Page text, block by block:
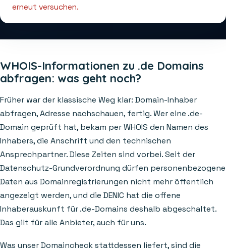
erneut versuchen.
WHOIS-Informationen zu .de Domains
abfragen: was geht noch?
Früher war der klassische Weg klar: Domain-Inhaber
abfragen, Adresse nachschauen, fertig. Wer eine .de-
Domain geprüft hat, bekam per WHOIS den Namen des
Inhabers, die Anschrift und den technischen
Ansprechpartner. Diese Zeiten sind vorbei. Seit der
Datenschutz-Grundverordnung dürfen personenbezogene
Daten aus Domainregistrierungen nicht mehr öffentlich
angezeigt werden, und die DENIC hat die offene
Inhaberauskunft für .de-Domains deshalb abgeschaltet.
Das gilt für alle Anbieter, auch für uns.
Was unser Domaincheck stattdessen liefert, sind die